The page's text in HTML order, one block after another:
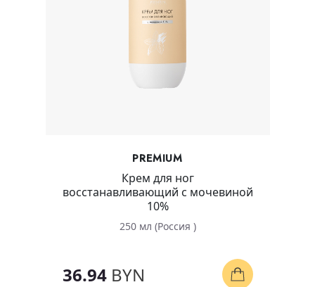
PREMIUM
Крем для ног
восстанавливающий с мочевиной
10%
250 мл (Россия )
36.94 BYN